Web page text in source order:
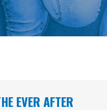
EVER AFTER